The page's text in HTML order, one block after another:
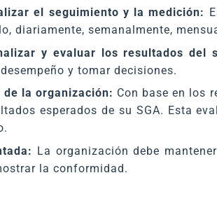
el seguimiento y la medición:
diariamente, semanalmente,
y evaluar los resultados del
y tomar decisiones.
de la organización: Con base en los
esperados de su SGA. Esta
La organización debe
la conformidad.